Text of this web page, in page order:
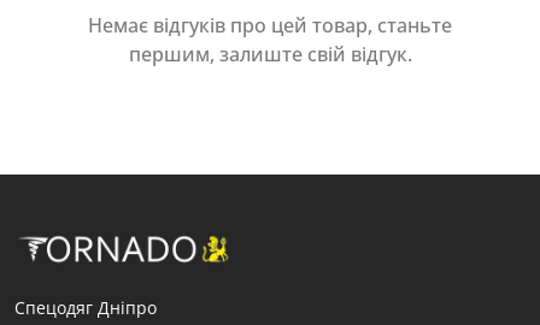
Немає відгуків про цей товар, станьте
першим, залиште свій відгук.
Спецодяг Дніпро